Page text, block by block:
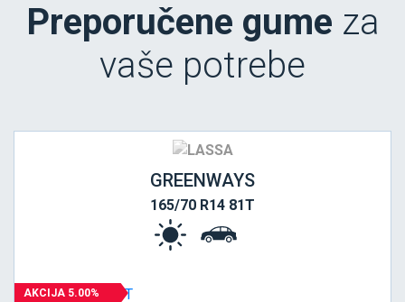
Preporučene gume za
vaše potrebe
GREENWAYS
165/70 R14 81T
AKCIJA 5.00%